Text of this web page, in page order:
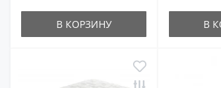
В КОРЗИНУ В